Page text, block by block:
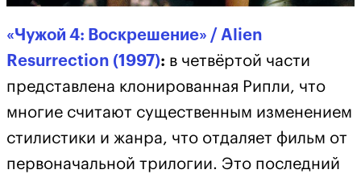
«Чужой 4: Воскрешение» / Alien
Resurrection (1997): в четвёртой части
представлена ​​клонированная Рипли, что
многие считают существенным изменением
стилистики и жанра, что отдаляет фильм от
первоначальной трилогии. Это последний